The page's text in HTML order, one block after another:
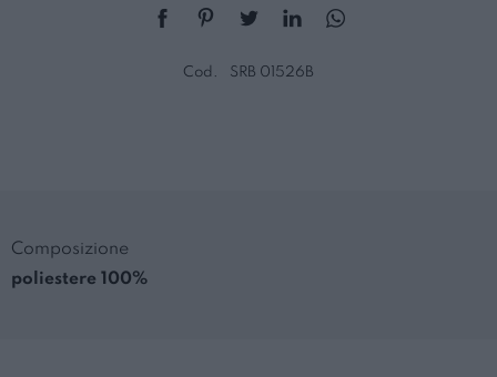
Cod. SRB 01526B
Composizione
poliestere 100%